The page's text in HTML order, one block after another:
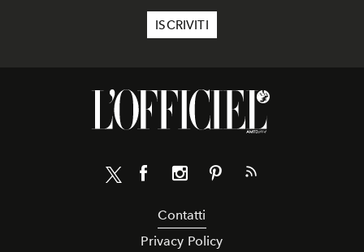
Contatti
Privacy Policy